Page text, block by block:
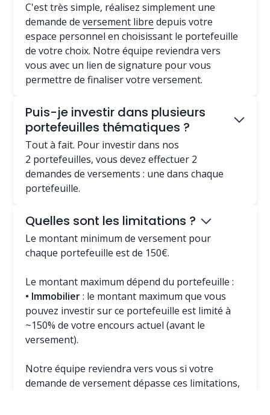
C'est très simple, réalisez simplement une
demande deversement libre depuis votre
espace personnel en choisissant le portefeuille
de votre choix. Notre équipe reviendra vers
vous avec un lien de signature pour vous
permettre de finaliser votre versement.
Puis-je investir dans plusieurs
portefeuilles thématiques ?
Tout à fait. Pour investir dans nos
2 portefeuilles, vous devez effectuer 2
demandes de versements : une dans chaque
portefeuille.
Quelles sont les limitations ?
Le montant minimum de versement pour
chaque portefeuille est de 150€.
Le montant maximum dépend du portefeuille :
• Immobilier: le montant maximum que vous
pouvez investir sur ce portefeuille est limité à
~150% de votre encours actuel (avant le
versement).
Notre équipe reviendra vers vous si votre
demande de versement dépasse ces limitations,